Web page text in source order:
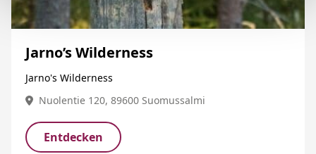
Jarno’s Wilderness
Jarno's Wilderness
Nuolentie 120, 89600 Suomussalmi
Entdecken